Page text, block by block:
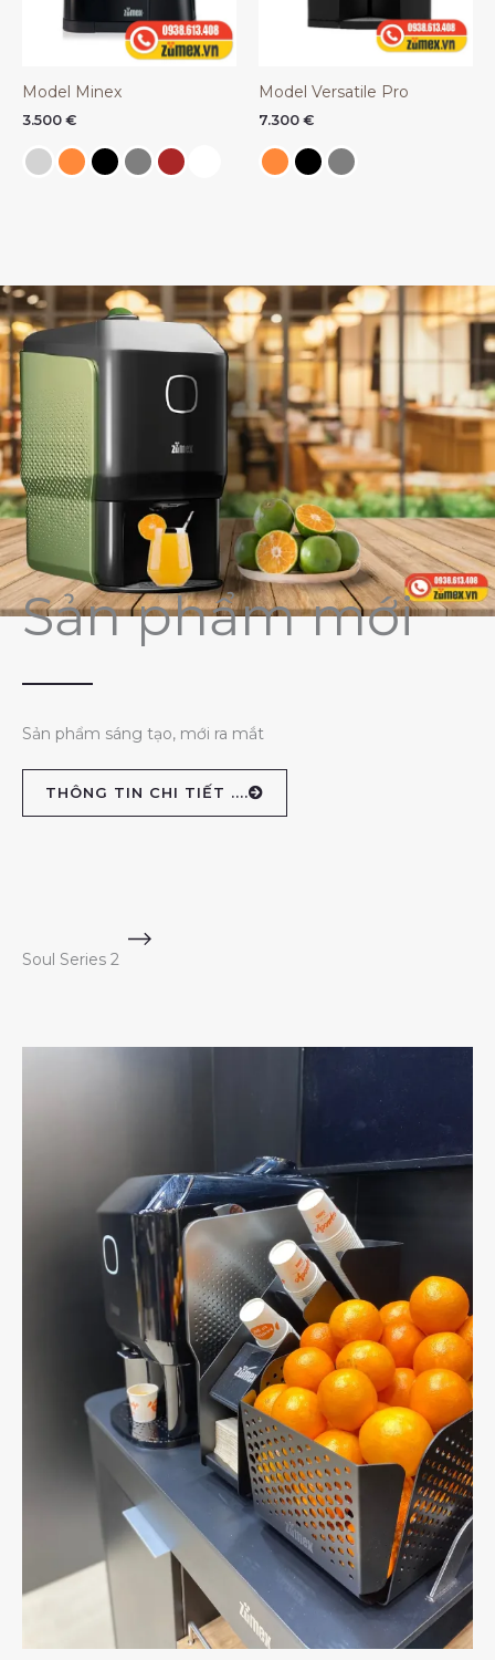
Model Minex
3.500 €
Model Versatile Pro
7.300 €
Sản phẩm mới
Sản phẩm sáng tạo, mới ra mắt
THÔNG TIN CHI TIẾT ....
Soul Series 2